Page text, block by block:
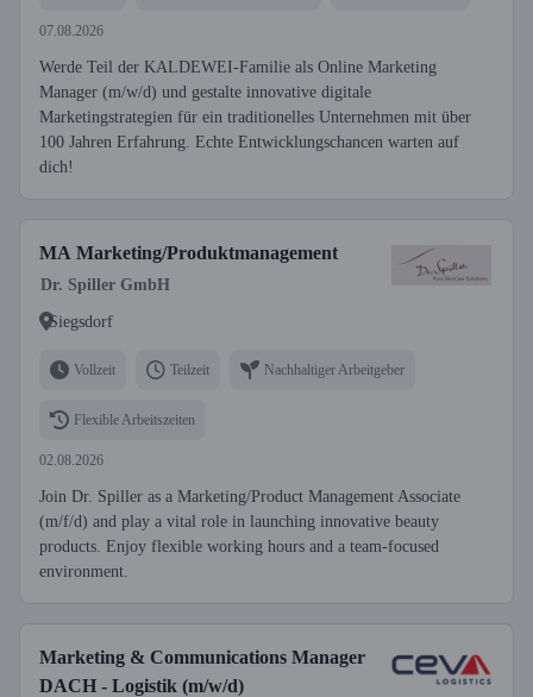
07.08.2026
Werde Teil der KALDEWEI-Familie als Online Marketing
Manager (m/w/d) und gestalte innovative digitale
Marketingstrategien für ein traditionelles Unternehmen mit über
100 Jahren Erfahrung. Echte Entwicklungschancen warten auf
dich!
MA Marketing/Produktmanagement
Dr. Spiller GmbH
Siegsdorf
Vollzeit Teilzeit Nachhaltiger Arbeitgeber
Flexible Arbeitszeiten
02.08.2026
Join Dr. Spiller as a Marketing/Product Management Associate
(m/f/d) and play a vital role in launching innovative beauty
products. Enjoy flexible working hours and a team-focused
environment.
Marketing & Communications Manager
DACH - Logistik (m/w/d)